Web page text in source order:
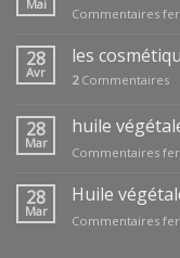
Mai
Commentaires
28
Avr
les
2Commentaires
28
Mar
huile
Commentaires
28
Mar
Huile
Commentaires